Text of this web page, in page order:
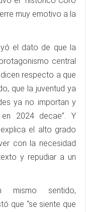
muy emotivo a la
el dato de que la
central
respecto a que
que la juventud ya
ya no importan y
2024 decae”. Y
el alto grado
con la necesidad
y repudiar a un
mismo sentido,
que “se siente que